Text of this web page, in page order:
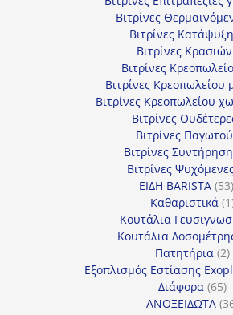
Βιτρίνες
Βιτρίνες
Βιτρίνες Κρασιών
Βιτρίνες
Βιτρίνες Κρεοπωλείου
Βιτρίνες Κρεοπωλείου
Βιτρίνες
Βιτρίνες Παγωτού
Βιτρίνες
Βιτρίνες
ΕΙΔΗ BARISTA 53
Καθαριστικά 1
Κουτάλια
Κουτάλια
Πατητήρια 22
Εξοπλισμός Εστίασης
Διάφορα 6565
ΑΝΟΞΕΙΔΩΤΑ